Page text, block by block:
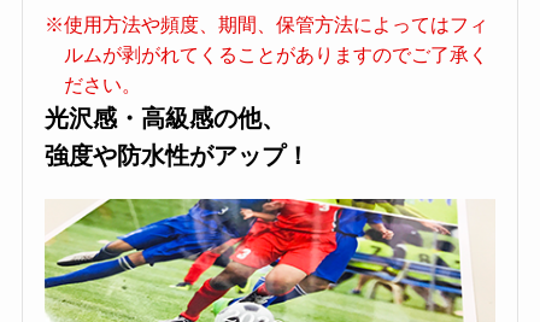
※使用方法や頻度、期間、保管方法によってはフィ
ルムが剥がれてくることがありますのでご了承く
ださい。
光沢感・高級感の他、
強度や防水性がアップ！